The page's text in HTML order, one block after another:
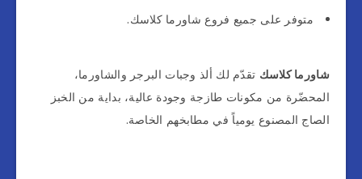
متوفر على جميع فروع شاورما كلاسك.
شاورما كلاسك تقدّم لك ألذ وجبات البرجر والشاورما،
المحضّرة من مكونات طازجة وجودة عالية، بداية من الخبز
الصاج المصنوع يومياً في مطابخهم الخاصة.